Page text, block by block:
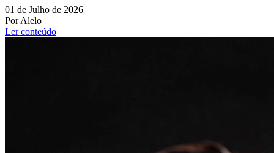
01 de Julho de 2026
Por Alelo
Ler conteúdo